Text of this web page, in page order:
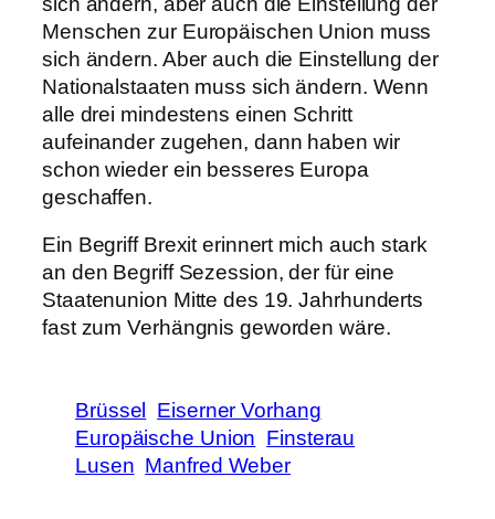
Menschen zur Europäischen Union muss
sich ändern. Aber auch die Einstellung der
Nationalstaaten muss sich ändern. Wenn
alle drei mindestens einen Schritt
aufeinander zugehen, dann haben wir
schon wieder ein besseres Europa
geschaffen.
Ein Begriff Brexit erinnert mich auch stark
an den Begriff Sezession, der für eine
Staatenunion Mitte des 19. Jahrhunderts
fast zum Verhängnis geworden wäre.
Brüssel
Eiserner Vorhang
Europäische Union Finsterau
Lusen Manfred Weber